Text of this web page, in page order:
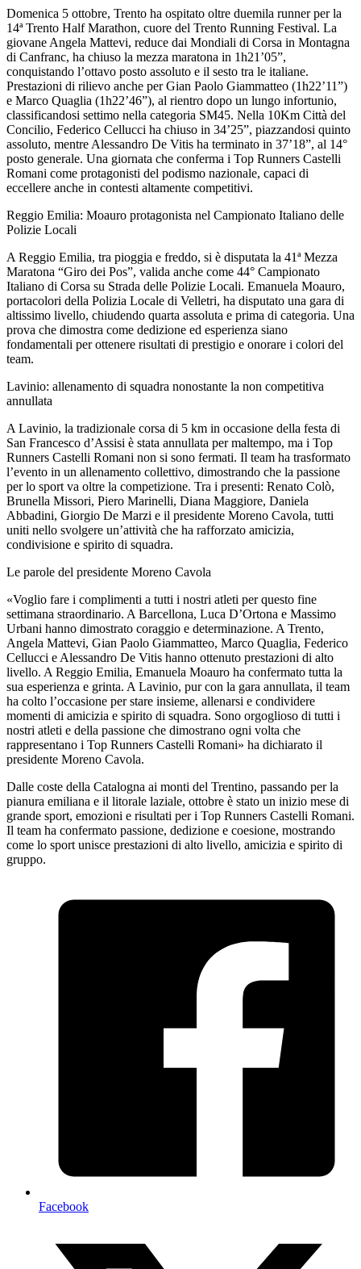
Domenica 5 ottobre, Trento ha ospitato oltre duemila runner per la
14ª Trento Half Marathon, cuore del Trento Running Festival. La
giovane Angela Mattevi, reduce dai Mondiali di Corsa in Montagna
di Canfranc, ha chiuso la mezza maratona in 1h21’05”,
conquistando l’ottavo posto assoluto e il sesto tra le italiane.
Prestazioni di rilievo anche per Gian Paolo Giammatteo (1h22’11”)
e Marco Quaglia (1h22’46”), al rientro dopo un lungo infortunio,
classificandosi settimo nella categoria SM45. Nella 10Km Città del
Concilio, Federico Cellucci ha chiuso in 34’25”, piazzandosi quinto
assoluto, mentre Alessandro De Vitis ha terminato in 37’18”, al 14°
posto generale. Una giornata che conferma i Top Runners Castelli
Romani come protagonisti del podismo nazionale, capaci di
eccellere anche in contesti altamente competitivi.
Reggio Emilia: Moauro protagonista nel Campionato Italiano delle
Polizie Locali
A Reggio Emilia, tra pioggia e freddo, si è disputata la 41ª Mezza
Maratona “Giro dei Pos”, valida anche come 44° Campionato
Italiano di Corsa su Strada delle Polizie Locali. Emanuela Moauro,
portacolori della Polizia Locale di Velletri, ha disputato una gara di
altissimo livello, chiudendo quarta assoluta e prima di categoria. Una
prova che dimostra come dedizione ed esperienza siano
fondamentali per ottenere risultati di prestigio e onorare i colori del
team.
Lavinio: allenamento di squadra nonostante la non competitiva
annullata
A Lavinio, la tradizionale corsa di 5 km in occasione della festa di
San Francesco d’Assisi è stata annullata per maltempo, ma i Top
Runners Castelli Romani non si sono fermati. Il team ha trasformato
l’evento in un allenamento collettivo, dimostrando che la passione
per lo sport va oltre la competizione. Tra i presenti: Renato Colò,
Brunella Missori, Piero Marinelli, Diana Maggiore, Daniela
Abbadini, Giorgio De Marzi e il presidente Moreno Cavola, tutti
uniti nello svolgere un’attività che ha rafforzato amicizia,
condivisione e spirito di squadra.
Le parole del presidente Moreno Cavola
«Voglio fare i complimenti a tutti i nostri atleti per questo fine
settimana straordinario. A Barcellona, Luca D’Ortona e Massimo
Urbani hanno dimostrato coraggio e determinazione. A Trento,
Angela Mattevi, Gian Paolo Giammatteo, Marco Quaglia, Federico
Cellucci e Alessandro De Vitis hanno ottenuto prestazioni di alto
livello. A Reggio Emilia, Emanuela Moauro ha confermato tutta la
sua esperienza e grinta. A Lavinio, pur con la gara annullata, il team
ha colto l’occasione per stare insieme, allenarsi e condividere
momenti di amicizia e spirito di squadra. Sono orgoglioso di tutti i
nostri atleti e della passione che dimostrano ogni volta che
rappresentano i Top Runners Castelli Romani» ha dichiarato il
presidente Moreno Cavola.
Dalle coste della Catalogna ai monti del Trentino, passando per la
pianura emiliana e il litorale laziale, ottobre è stato un inizio mese di
grande sport, emozioni e risultati per i Top Runners Castelli Romani.
Il team ha confermato passione, dedizione e coesione, mostrando
come lo sport unisce prestazioni di alto livello, amicizia e spirito di
gruppo.
Facebook